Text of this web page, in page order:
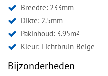
Breedte: 233mm
Dikte: 2.5mm
Pakinhoud: 3.95m2
Kleur: Lichtbruin-Beige
Bijzonderheden